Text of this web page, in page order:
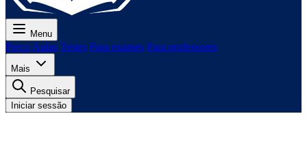
Menu
Preço Aulas Testes Para exames Para professores
Mais
Pesquisar
Iniciar sessão